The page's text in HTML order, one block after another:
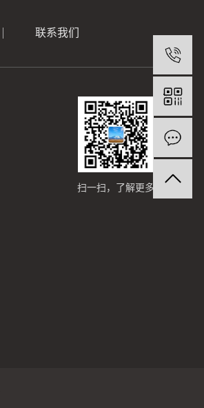
联系我们
扫一扫，了解更多